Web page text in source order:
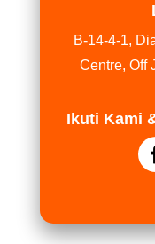
B-14-4-1,
Centre, Off
Ikuti Kami